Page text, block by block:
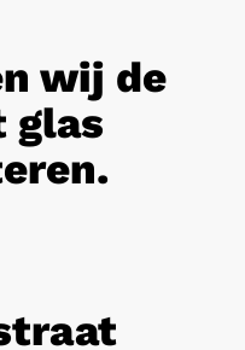
wij de
glas